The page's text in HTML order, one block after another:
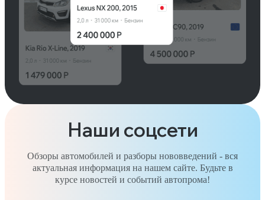
Наши соцсети
Обзоры автомобилей и разборы нововведений - вся
актуальная информация на нашем сайте. Будьте в
курсе новостей и событий автопрома!